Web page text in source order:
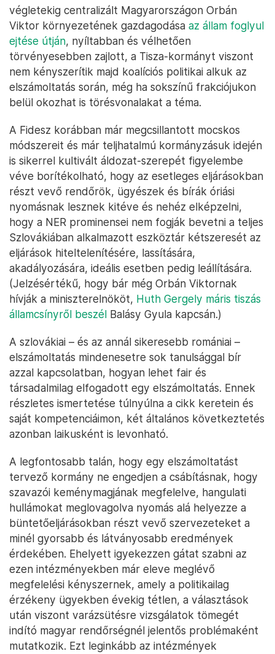
végletekig centralizált Magyarországon Orbán
Viktor környezetének gazdagodása az állam foglyul
ejtése útján, nyíltabban és vélhetően
törvényesebben zajlott, a Tisza-kormányt viszont
nem kényszerítik majd koalíciós politikai alkuk az
elszámoltatás során, még ha sokszínű frakciójukon
belül okozhat is törésvonalakat a téma.
A Fidesz korábban már megcsillantott mocskos
módszereit és már teljhatalmú kormányzásuk idején
is sikerrel kultivált áldozat-szerepét figyelembe
véve borítékolható, hogy az esetleges eljárásokban
részt vevő rendőrök, ügyészek és bírák óriási
nyomásnak lesznek kitéve és nehéz elképzelni,
hogy a NER prominensei nem fogják bevetni a teljes
Szlovákiában alkalmazott eszköztár kétszeresét az
eljárások hiteltelenítésére, lassítására,
akadályozására, ideális esetben pedig leállítására.
(Jelzésértékű, hogy bár még Orbán Viktornak
hívják a miniszterelnököt, Huth Gergely máris tiszás
államcsínyről beszél Balásy Gyula kapcsán.)
A szlovákiai – és az annál sikeresebb romániai –
elszámoltatás mindenesetre sok tanulsággal bír
azzal kapcsolatban, hogyan lehet fair és
társadalmilag elfogadott egy elszámoltatás. Ennek
részletes ismertetése túlnyúlna a cikk keretein és
saját kompetenciáimon, két általános következtetés
azonban laikusként is levonható.
A legfontosabb talán, hogy egy elszámoltatást
tervező kormány ne engedjen a csábításnak, hogy
szavazói keménymagjának megfelelve, hangulati
hullámokat meglovagolva nyomás alá helyezze a
büntetőeljárásokban részt vevő szervezeteket a
minél gyorsabb és látványosabb eredmények
érdekében. Ehelyett igyekezzen gátat szabni az
ezen intézményekben már eleve meglévő
megfelelési kényszernek, amely a politikailag
érzékeny ügyekben évekig tétlen, a választások
után viszont varázsütésre vizsgálatok tömegét
indító magyar rendőrségnél jelentős problémaként
mutatkozik. Ezt leginkább az intézmények